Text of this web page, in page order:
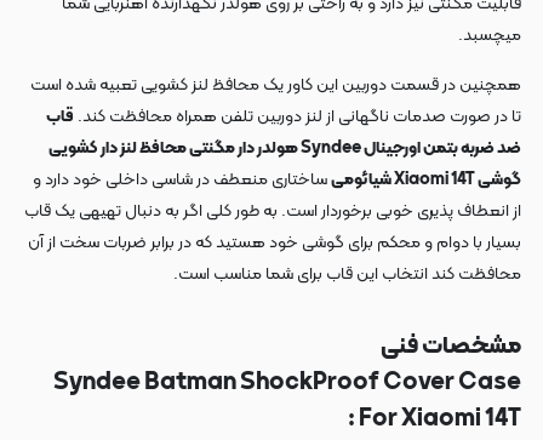
میچسبد.
همچنین در قسمت دوربین این کاور یک محافظ لنز کشویی تعبیه شده است
تا در صورت صدمات ناگهانی از لنز دوربین تلفن همراه محافظت کند. قاب
ضد ضربه بتمن اورجینال Syndee هولدر دار مگنتی محافظ لنز دار کشویی
گوشی Xiaomi 14T شیائومی
ساختاری منعطف در شاسی داخلی خود دارد و
از انعطاف پذیری خوبی برخوردار است. به طور کلی اگر به دنبال تهیهی یک قاب
بسیار با دوام و محکم برای گوشی خود هستید که در برابر ضربات سخت از آن
محافظت کند انتخاب این قاب برای شما مناسب است.
مشخصات فنی
Syndee Batman ShockProof Cover Case
For Xiaomi 14T :